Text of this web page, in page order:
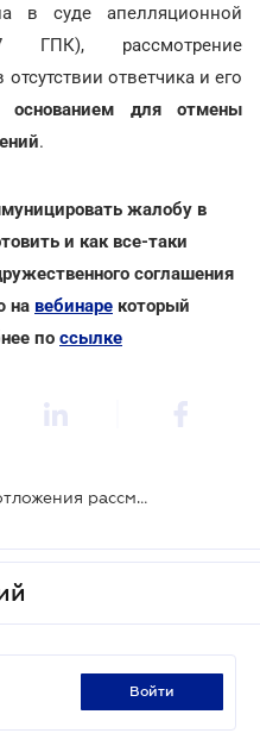
в суде апелляционной
ГПК), рассмотрение
ответчика и его
основанием для отмены
.
жалобу в
и как все-таки
соглашения
на вебинаре который
по ссылке
ВС указал основное условие отложения рассмотрения дела
войти